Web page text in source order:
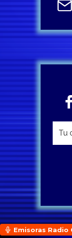
Emisoras Radio